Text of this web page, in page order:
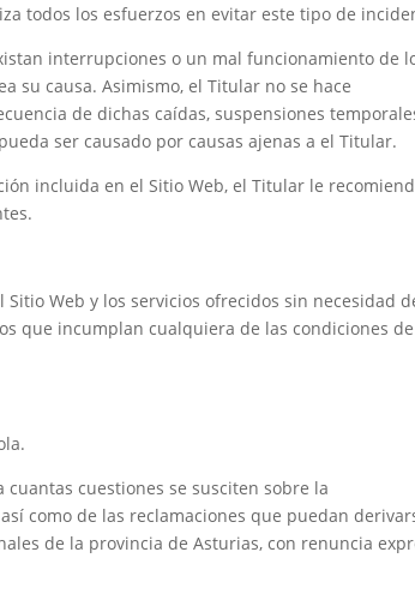
todos los esfuerzos en evitar este tipo de
interrupciones o un mal funcionamiento de
su causa. Asimismo, el Titular no se hace
de dichas caídas, suspensiones
ser causado por causas ajenas a el Titular.
incluida en el Sitio Web, el Titular le
Web y los servicios ofrecidos sin necesidad
que incumplan cualquiera de las condiciones de
cuestiones se susciten sobre la
como de las reclamaciones que puedan
de la provincia de Asturias, con renuncia